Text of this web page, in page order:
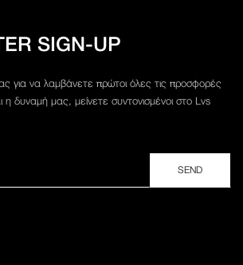
SIGN-UP
για να λαμβάνετε πρώτοι όλες τις προσφορές
δυναμή μας, μείνετε συντονισμένοι στο Lvs